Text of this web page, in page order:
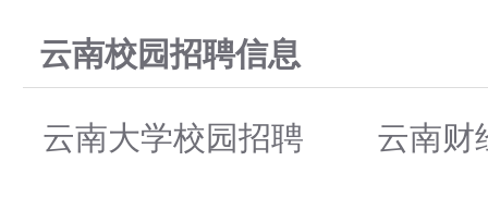
云南校园招聘信息
云南大学校园招聘 云南财